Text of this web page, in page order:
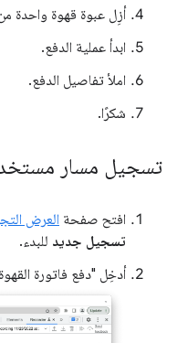
أزِل عبوة قهوة واحدة
ابدأ عملية الدفع.
املأ تفاصيل الدفع.
شكرًا.
تسجيل مسار
افتح صفحة العرض
تسجيل جديد للبدء.
أدخِل "دفع فاتورة